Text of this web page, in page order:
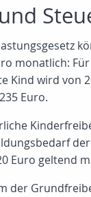
monatlich:
Kind wird von
Euro.
Euro geltend
der